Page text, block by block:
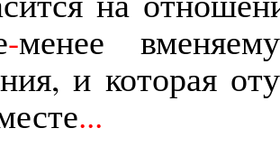
-менее
и которая
...